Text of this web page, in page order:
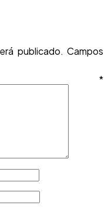
publicado. Campos
*